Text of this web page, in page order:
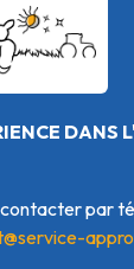
DANS
par